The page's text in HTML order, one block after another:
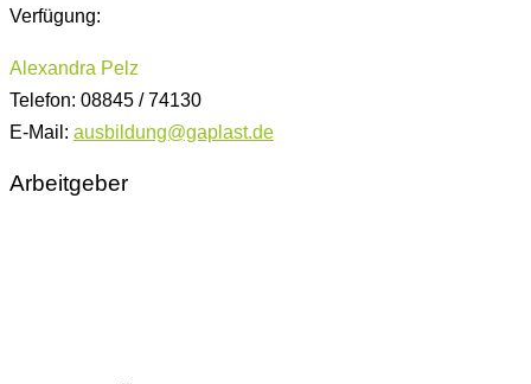
Verfügung:
Alexandra Pelz
Telefon: 08845 / 74130
E-Mail: ausbildung@gaplast.de
Arbeitgeber